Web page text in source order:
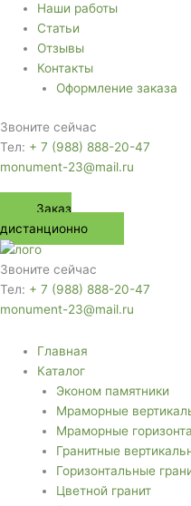
Наши работы
Статьи
Отзывы
Контакты
Оформление заказа
Звоните сейчас
Тел: + 7 (988) 888-20-47
monument-23@mail.ru
Заказ
дистанционно
Звоните сейчас
Тел: + 7 (988) 888-20-47
monument-23@mail.ru
Главная
Каталог
Эконом памятники
Мраморные
Мраморные
Гранитные
Горизонтальные
Цветной гранит